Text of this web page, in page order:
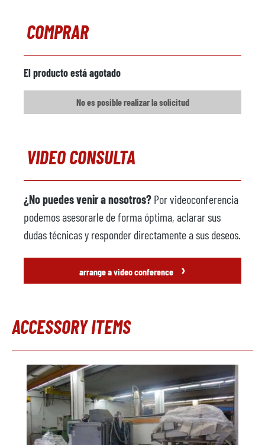
COMPRAR
El producto está agotado
No es posible realizar la solicitud
VIDEO CONSULTA
¿No puedes venir a nosotros? Por videoconferencia
podemos asesorarle de forma óptima, aclarar sus
dudas técnicas y responder directamente a sus deseos.
arrange a video conference ›
ACCESSORY ITEMS